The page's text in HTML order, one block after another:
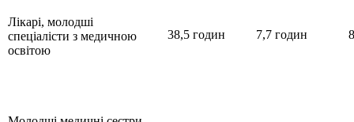
Лікарі, молодші
спеціалісти з медичною
освітою
38,5 годин 7,7 годин